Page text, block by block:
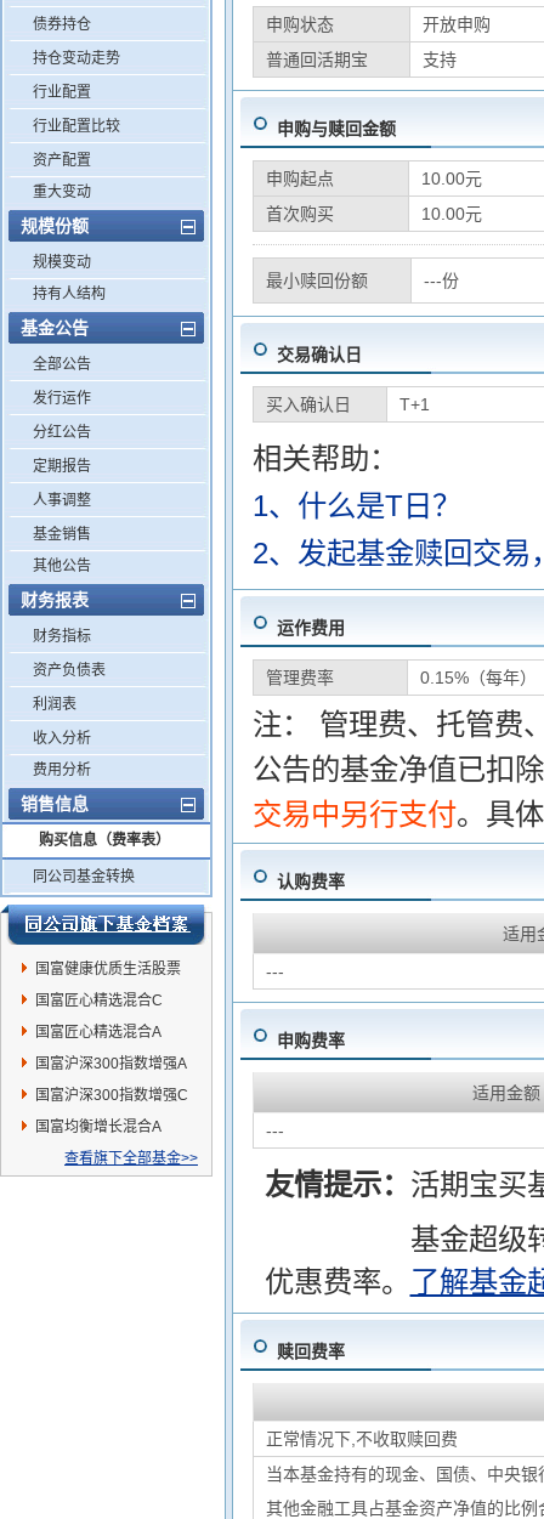
债券持仓
持仓变动走势
行业配置
行业配置比较
资产配置
重大变动
规模份额
规模变动
持有人结构
基金公告
全部公告
发行运作
分红公告
定期报告
人事调整
基金销售
其他公告
财务报表
财务指标
资产负债表
利润表
收入分析
费用分析
销售信息
购买信息（费率表）
同公司基金转换
国富健康优质生活股票
国富匠心精选混合C
国富匠心精选混合A
国富沪深300指数增强A
国富沪深300指数增强C
国富均衡增长混合A
查看旗下全部基金>>
申购状态
开放申购
普通回活期宝
支持
申购与赎回金额
申购起点
10.00元
首次购买
10.00元
最小赎回份额 ---份
交易确认日
买入确认日 T+1
相关帮助：
1、什么是T日？
2、发起基金赎回交易
运作费用
管理费率 0.15%（每年）
注： 管理费、托管费
公告的基金净值已扣
交易中另行支付。具
认购费率
适用
---
申购费率
适用金额
---
友情提示： 活期宝买
基金超级
优惠费率。 了解基金
赎回费率
正常情况下,不收取赎回费
当本基金持有的现金、国债、中央
其他金融工具占基金资产净值的比